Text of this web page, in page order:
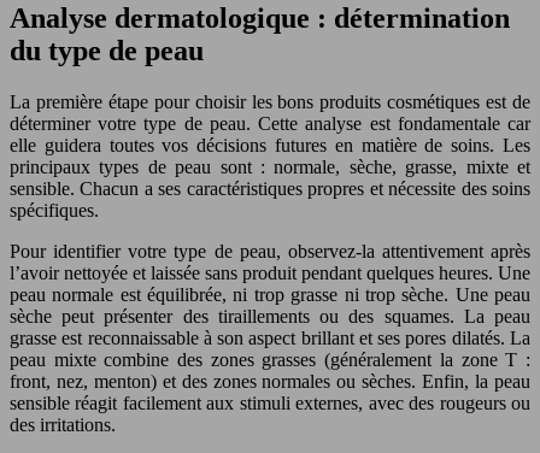
Analyse dermatologique : détermination
du type de peau
La première étape pour choisir les bons produits cosmétiques est de
déterminer votre type de peau. Cette analyse est fondamentale car
elle guidera toutes vos décisions futures en matière de soins. Les
principaux types de peau sont : normale, sèche, grasse, mixte et
sensible. Chacun a ses caractéristiques propres et nécessite des soins
spécifiques.
Pour identifier votre type de peau, observez-la attentivement après
l’avoir nettoyée et laissée sans produit pendant quelques heures. Une
peau normale est équilibrée, ni trop grasse ni trop sèche. Une peau
sèche peut présenter des tiraillements ou des squames. La peau
grasse est reconnaissable à son aspect brillant et ses pores dilatés. La
peau mixte combine des zones grasses (généralement la zone T :
front, nez, menton) et des zones normales ou sèches. Enfin, la peau
sensible réagit facilement aux stimuli externes, avec des rougeurs ou
des irritations.